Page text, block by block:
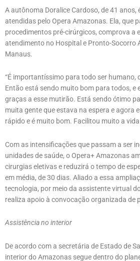
A autônoma Doralice Cardoso, de 41 anos,
atendidas pelo Opera Amazonas. Ela, que
procedimentos pré-cirúrgicos, comprova a
atendimento no Hospital e Pronto-Socorro
Manaus.
“É importantíssimo para todo ser humano,
Então está sendo muito bom para todos, e
graças a esse mutirão. Está sendo ótimo
muita gente que estava na espera e agora
rápido e é muito bom. Facilitou muito a
Com as intensificações que passam a ser
unidades de saúde, o Opera+ Amazonas
cirurgias eletivas e reduzirá o tempo de
em média, de 30 dias. Aliado a essa
tecnologia, por meio da assistente virtual
realiza apoio à convocação organizada de
Assistência no interior
De acordo com a secretária de Estado de
interior do Amazonas segue dentro do